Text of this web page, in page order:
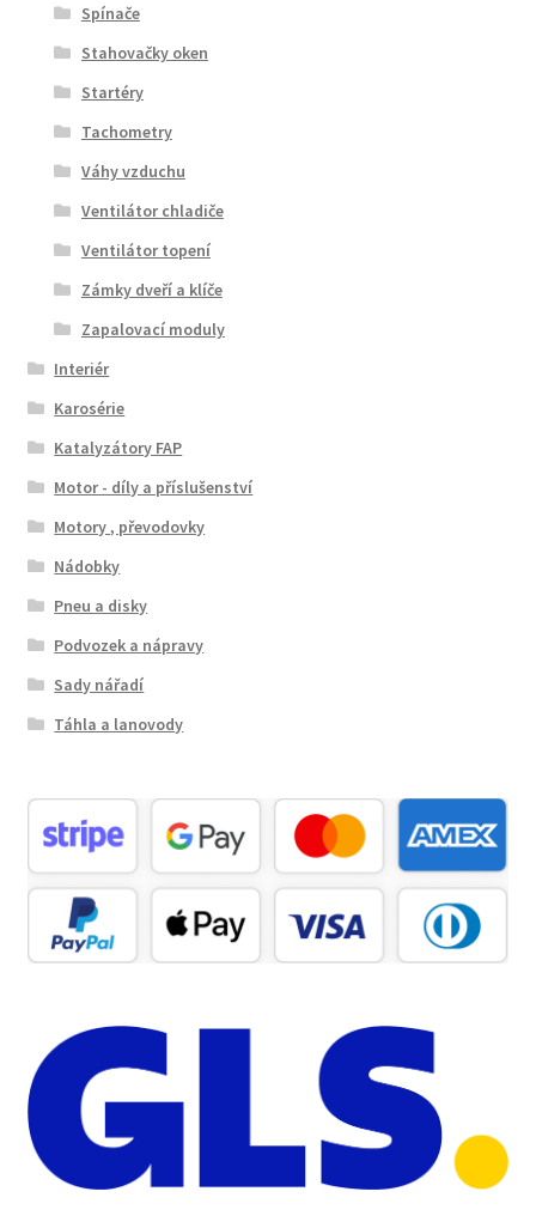
Spínače
Stahovačky oken
Startéry
Tachometry
Váhy vzduchu
Ventilátor chladiče
Ventilátor topení
Zámky dveří a klíče
Zapalovací moduly
Interiér
Karosérie
Katalyzátory FAP
Motor - díly a příslušenství
Motory , převodovky
Nádobky
Pneu a disky
Podvozek a nápravy
Sady nářadí
Táhla a lanovody